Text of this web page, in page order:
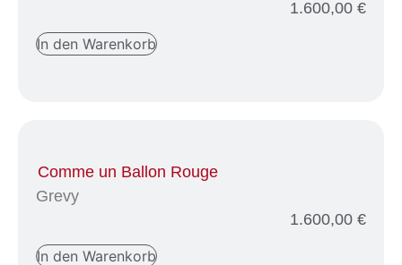
1.600,00 €
In den Warenkorb
Comme un Ballon Rouge
Grevy
1.600,00 €
In den Warenkorb